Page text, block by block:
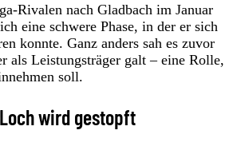
Rivalen nach Gladbach im Januar
eine schwere Phase, in der er sich
konnte. Ganz anders sah es zuvor
als Leistungsträger galt – eine Rolle,
soll.
wird gestopft